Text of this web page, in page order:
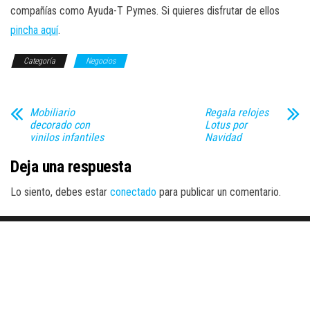
compañías como Ayuda-T Pymes. Si quieres disfrutar de ellos
pincha aquí.
Categoría Negocios
Mobiliario
decorado con
vinilos infantiles
Regala relojes
Lotus por
Navidad
Deja una respuesta
Lo siento, debes estar conectado para publicar un comentario.